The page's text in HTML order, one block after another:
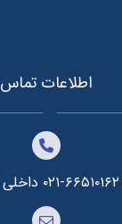
اطلاعات تماس
۰۲۱-۶۶۵۱۰۱۶۲ داخلی ۶۳۲